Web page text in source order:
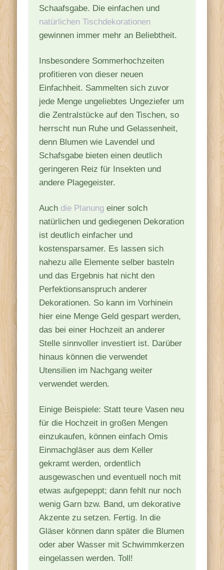
Schaafsgabe. Die einfachen und
natürlichen Tischdekorationen
gewinnen immer mehr an Beliebtheit.
Insbesondere Sommerhochzeiten
profitieren von dieser neuen
Einfachheit. Sammelten sich zuvor
jede Menge ungeliebtes Ungeziefer um
die Zentralstücke auf den Tischen, so
herrscht nun Ruhe und Gelassenheit,
denn Blumen wie Lavendel und
Schafsgabe bieten einen deutlich
geringeren Reiz für Insekten und
andere Plagegeister.
Auch die Planung einer solch
natürlichen und gediegenen Dekoration
ist deutlich einfacher und
kostensparsamer. Es lassen sich
nahezu alle Elemente selber basteln
und das Ergebnis hat nicht den
Perfektionsanspruch anderer
Dekorationen. So kann im Vorhinein
hier eine Menge Geld gespart werden,
das bei einer Hochzeit an anderer
Stelle sinnvoller investiert ist. Darüber
hinaus können die verwendet
Utensilien im Nachgang weiter
verwendet werden.
Einige Beispiele: Statt teure Vasen neu
für die Hochzeit in großen Mengen
einzukaufen, können einfach Omis
Einmachgläser aus dem Keller
gekramt werden, ordentlich
ausgewaschen und eventuell noch mit
etwas aufgepeppt; dann fehlt nur noch
wenig Garn bzw. Band, um dekorative
Akzente zu setzen. Fertig. In die
Gläser können dann später die Blumen
oder aber Wasser mit Schwimmkerzen
eingelassen werden. Toll!